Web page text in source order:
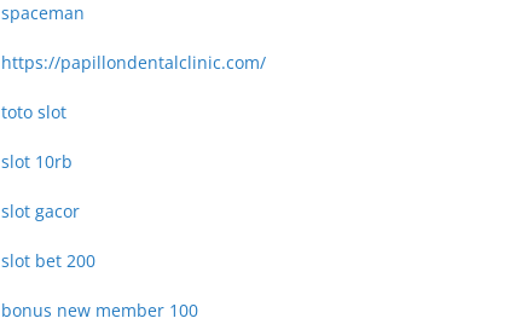
spaceman
https://papillondentalclinic.com/
toto slot
slot 10rb
slot gacor
slot bet 200
bonus new member 100